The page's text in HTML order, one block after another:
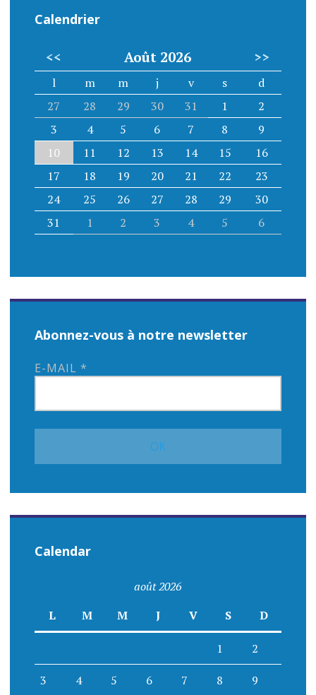
Calendrier
<< Août 2026 >>
l m m j v s
d
27
28 29 30 31 1
2
3
4 5 6 7 8
9
10
11 12 13 14 15
16
17
18 19 20 21 22
23
24
25 26 27 28 29
30
31
1 2 3 4 5 6
Abonnez-vous à notre newsletter
E-MAIL *
Calendar
août 2026
L
M M J V S D
1 2
3 4 5 6 7 8 9